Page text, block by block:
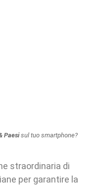
Paesisul tuo smartphone?
straordinaria di
per garantire la